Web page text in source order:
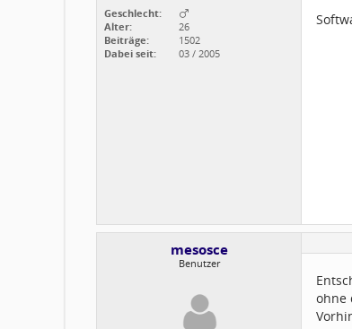
Geschlecht:
Alter:
26
Beiträge:
1502
Dabei seit:
03 / 2005
mesosce
Benutzer
ohne